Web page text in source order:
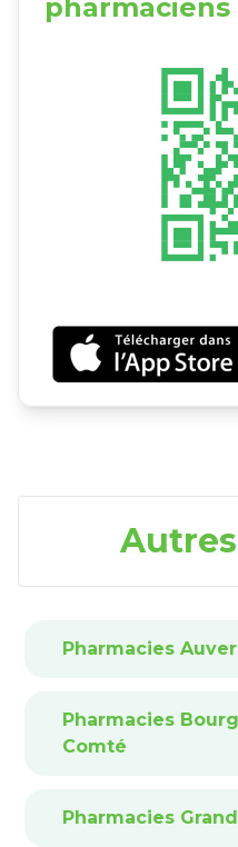
Pharmacies
Pharmacies
Comté
Pharmacies